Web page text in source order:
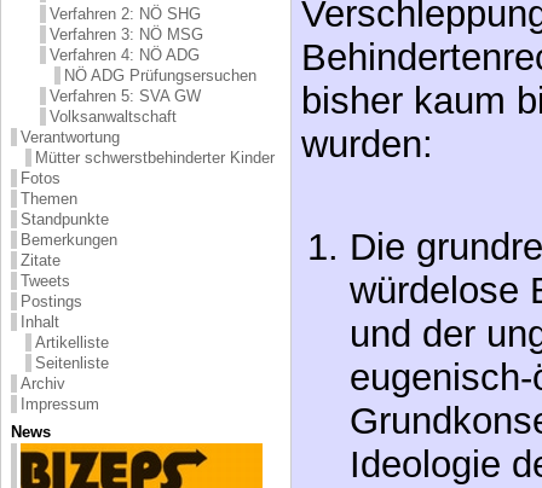
Verfahren 2: NÖ SHG
Verfahren 3: NÖ MSG
Verfahren 4: NÖ ADG
NÖ ADG Prüfungsersuchen
Verfahren 5: SVA GW
Volksanwaltschaft
Verantwortung
Mütter schwerstbehinderter Kinder
Fotos
Themen
Standpunkte
Bemerkungen
Zitate
Tweets
Postings
Inhalt
Artikelliste
Seitenliste
Archiv
Impressum
News
bisher kaum
wurden:
würdelose
und der
Ideologie
immer dem